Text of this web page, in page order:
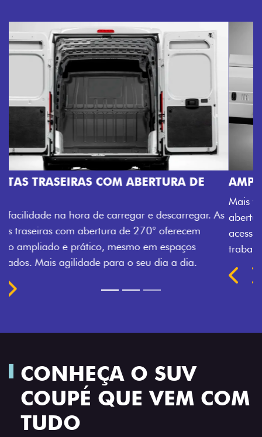
AMPLA ABERTURA DA PORTA LATERAL
Mais versatilidade para o seu carregamento. A ampla
abertura da porta lateral do Novo Ducato facilita o
acesso à carga, otimizando tempo e tornando o
trabalho mais eficiente, onde quer que você esteja.
Próximo
CONHEÇA O SUV
COUPÉ QUE VEM COM
TUDO